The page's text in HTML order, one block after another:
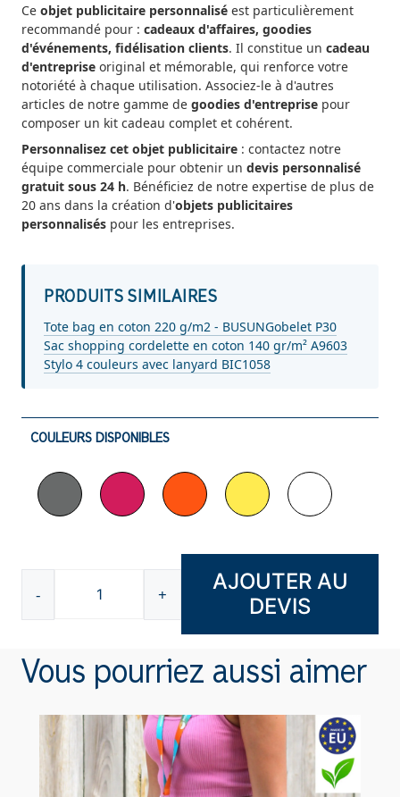
Ce objet publicitaire personnalisé est particulièrement
recommandé pour : cadeaux d'affaires, goodies
d'événements, fidélisation clients. Il constitue un cadeau
d'entreprise original et mémorable, qui renforce votre
notoriété à chaque utilisation. Associez-le à d'autres
articles de notre gamme de goodies d'entreprise pour
composer un kit cadeau complet et cohérent.
Personnalisez cet objet publicitaire : contactez notre
équipe commerciale pour obtenir un devis personnalisé
gratuit sous 24 h. Bénéficiez de notre expertise de plus de
20 ans dans la création d'objets publicitaires
personnalisés pour les entreprises.
PRODUITS SIMILAIRES
Tote bag en coton 220 g/m2 - BUSUNGobelet P30
Sac shopping cordelette en coton 140 gr/m² A9603
Stylo 4 couleurs avec lanyard BIC1058
COULEURS DISPONIBLES
-
quantité
de
tour
cou
H01
+
AJOUTER AU
DEVIS
Vous pourriez aussi aimer